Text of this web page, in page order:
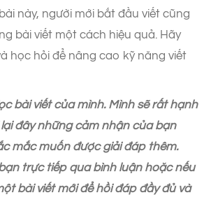
này, người mới bắt đầu viết cũng
bài viết một cách hiệu quả. Hãy
học hỏi để nâng cao kỹ năng viết
bài viết của mình. Mình sẽ rất hạnh
đây những cảm nhận của bạn
mắc muốn được giải đáp thêm.
trực tiếp qua bình luận hoặc nếu
bài viết mới để hồi đáp đầy đủ và